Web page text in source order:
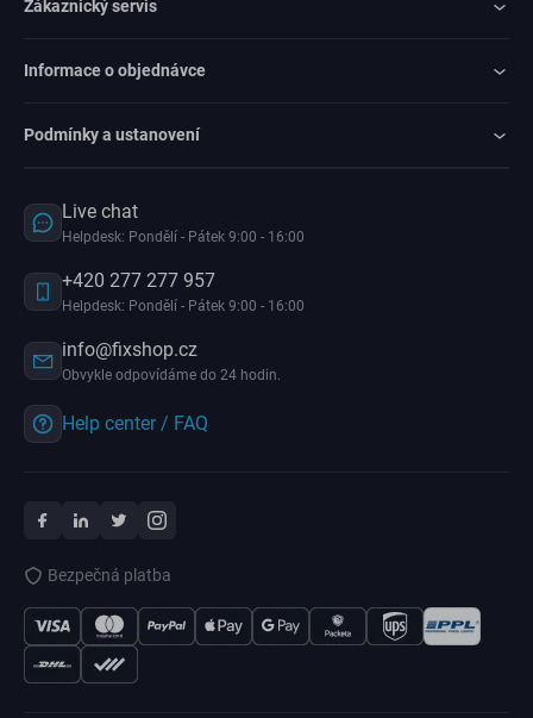
Zákaznický servis
Informace o objednávce
Podmínky a ustanovení
Live chat
Helpdesk: Pondělí - Pátek 9:00 - 16:00
+420 277 277 957
Helpdesk: Pondělí - Pátek 9:00 - 16:00
info@fixshop.cz
Obvykle odpovídáme do 24 hodin.
Help center / FAQ
Bezpečná platba